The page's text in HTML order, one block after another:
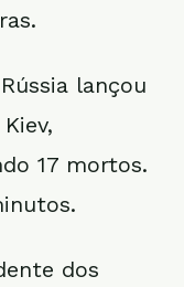
lançou
17 mortos.
dos